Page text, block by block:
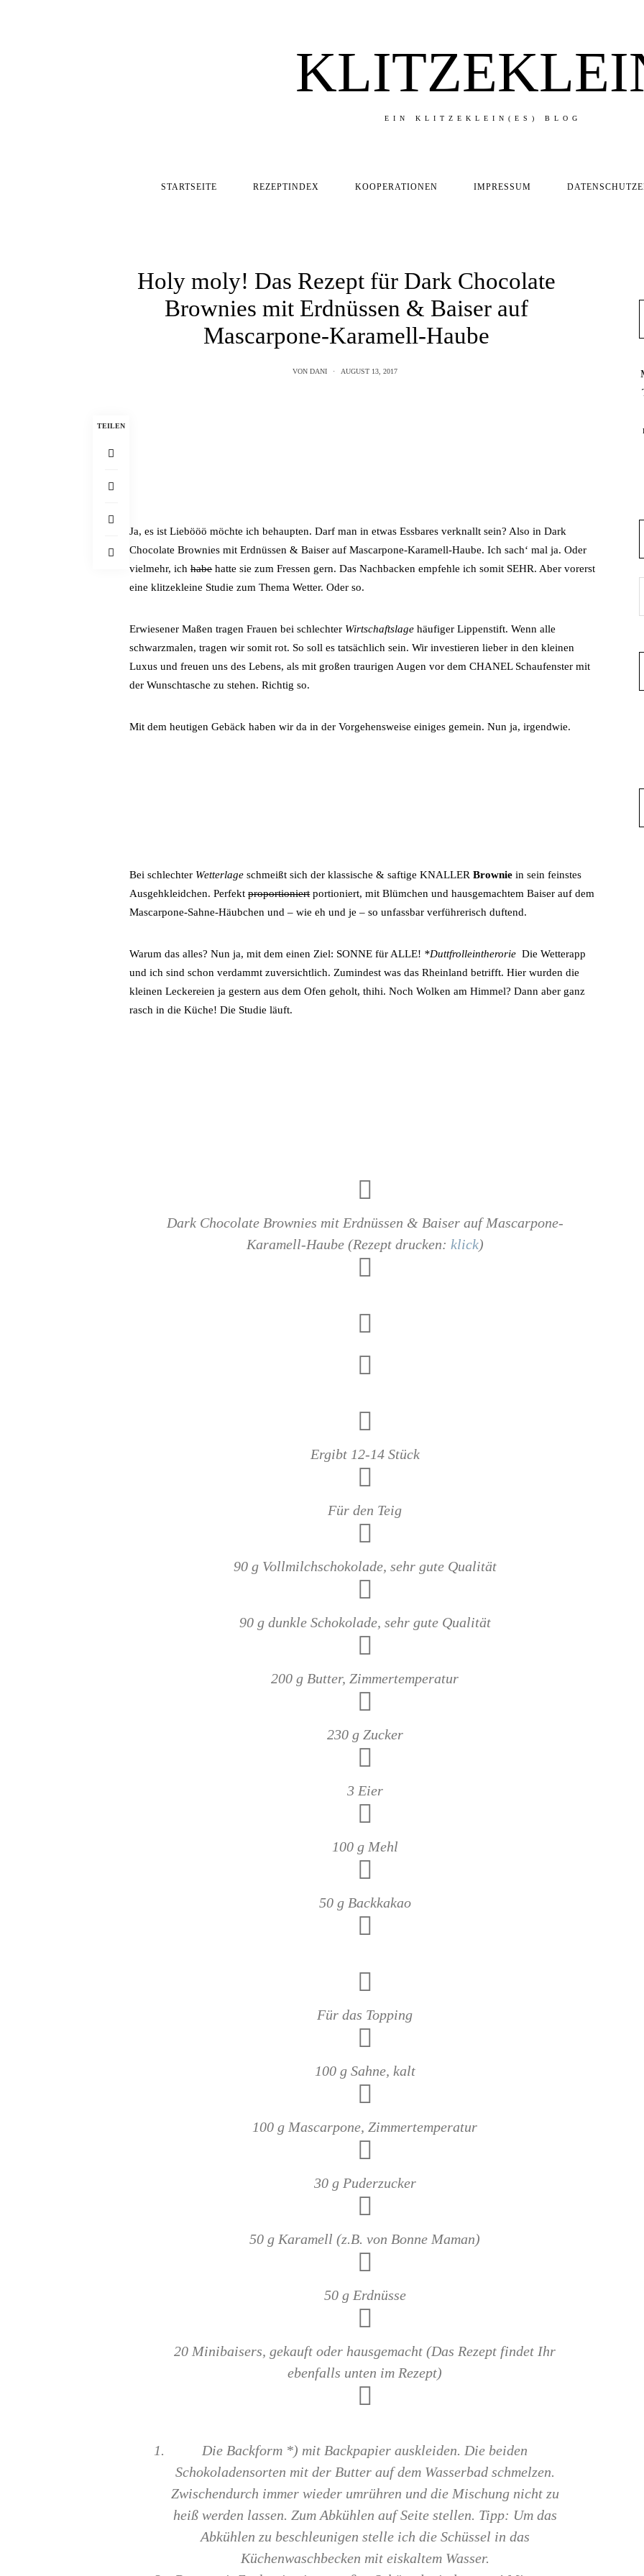
EIN KLITZEKLEIN(ES) BLOG
STARTSEITE REZEPTINDEX KOOPERATIONEN IMPRESSUM
Holy moly! Das Rezept für Dark Chocolate
Brownies mit Erdnüssen & Baiser auf
Mascarpone-Karamell-Haube
VON DANI AUGUST 13, 2017
TEILEN
Ja, es ist Liebööö möchte ich behaupten. Darf man in etwas Essbares verknallt sein? Also in Dark
Chocolate Brownies mit Erdnüssen & Baiser auf Mascarpone-Karamell-Haube. Ich sach‘ mal ja. Oder
vielmehr, ichhabehatte sie zum Fressen gern. Das Nachbacken empfehle ich somit SEHR. Aber vorerst
eine klitzekleine Studie zum Thema Wetter. Oder so.
Erwiesener Maßen tragen Frauen bei schlechter Wirtschaftslagehäufiger Lippenstift. Wenn alle
schwarzmalen, tragen wir somit rot. So soll es tatsächlich sein. Wir investieren lieber in den kleinen
Luxus und freuen uns des Lebens, als mit großen traurigen Augen vor dem CHANEL Schaufenster mit
der Wunschtasche zu stehen. Richtig so.
Mit dem heutigen Gebäck haben wir da in der Vorgehensweise einiges gemein. Nun ja, irgendwie.
Bei schlechter Wetterlage schmeißt sich der klassische & saftige KNALLERBrownie in sein feinstes
Ausgehkleidchen. Perfektproportioniertportioniert, mit Blümchen und hausgemachtem Baiser auf dem
Mascarpone-Sahne-Häubchen und – wie eh und je – so unfassbar verführerisch duftend.
Warum das alles? Nun ja, mit dem einen Ziel: SONNE für ALLE! *DuttfrolleintherorieDie Wetterapp
und ich sind schon verdammt zuversichtlich. Zumindest was das Rheinland betrifft. Hier wurden die
kleinen Leckereien ja gestern aus dem Ofen geholt, thihi. Noch Wolken am Himmel? Dann aber ganz
rasch in die Küche! Die Studie läuft.
Dark Chocolate Brownies mit Erdnüssen & Baiser auf Mascarpone-
Karamell-Haube (Rezept drucken: klick)
Ergibt 12-14 Stück
Für den Teig
90 g Vollmilchschokolade, sehr gute Qualität
90 g dunkle Schokolade, sehr gute Qualität
200 g Butter, Zimmertemperatur
230 g Zucker
3 Eier
100 g Mehl
50 g Backkakao
Für das Topping
100 g Sahne, kalt
100 g Mascarpone, Zimmertemperatur
30 g Puderzucker
50 g Karamell (z.B. von Bonne Maman)
50 g Erdnüsse
20 Minibaisers, gekauft oder hausgemacht (Das Rezept findet Ihr
ebenfalls unten im Rezept)
Die Backform *) mit Backpapier auskleiden. Die beiden
Schokoladensorten mit der Butter auf dem Wasserbad schmelzen.
Zwischendurch immer wieder umrühren und die Mischung nicht zu
heiß werden lassen. Zum Abkühlen auf Seite stellen. Tipp: Um das
Abkühlen zu beschleunigen stelle ich die Schüssel in das
Küchenwaschbecken mit eiskaltem Wasser.